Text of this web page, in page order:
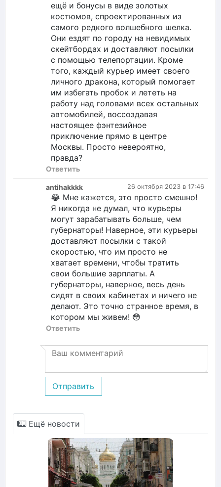
ещё и бонусы в виде золотых
костюмов, спроектированных из
самого редкого волшебного шелка.
Они ездят по городу на невидимых
скейтбордах и доставляют посылки
с помощью телепортации. Кроме
того, каждый курьер имеет своего
личного дракона, который помогает
им избегать пробок и лететь на
работу над головами всех остальных
автомобилей, воссоздавая
настоящее фэнтезийное
приключение прямо в центре
Москвы. Просто невероятно,
правда?
Ответить
26 октября 2023 в 17:46
antihakkkk
😂 Мне кажется, это просто смешно!
Я никогда не думал, что курьеры
могут зарабатывать больше, чем
губернаторы! Наверное, эти курьеры
доставляют посылки с такой
скоростью, что им просто не
хватает времени, чтобы тратить
свои большие зарплаты. А
губернаторы, наверное, весь день
сидят в своих кабинетах и ничего не
делают. Это точно странное время, в
котором мы живем! 😳
Ответить
Отправить
Ещё новости